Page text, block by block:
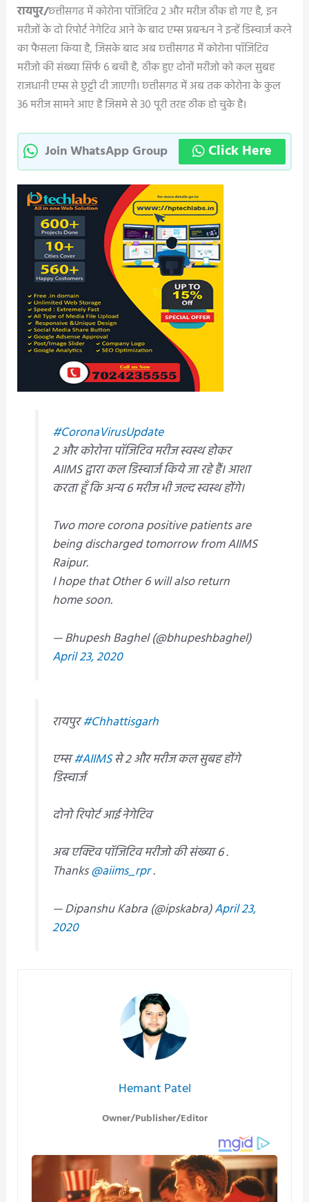
रायपुर/छ्त्तीसगढ में कोरोना पॉजिटिव 2 और मरीज ठीक हो गए है, इन
मरीजों के दो रिपोर्ट नेगेटिव आने के बाद एम्स प्रबन्धन ने इन्हें डिस्चार्ज करने
का फैसला किया है, जिसके बाद अब छ्त्तीसगढ में कोरोना पॉजिटिव
मरीजो की संख्या सिर्फ 6 बची है, ठीक हुए दोनों मरीजो को कल सुबह
राजधानी एम्स से छुट्टी दी जाएगी। छ्त्तीसगढ में अब तक कोरोना के कुल
36 मरीज सामने आए है जिसमे से 30 पूरी तरह ठीक हो चुके है।
Join WhatsApp Group Click Here
#CoronaVirusUpdate
2 और कोरोना पॉजिटिव मरीज स्वस्थ होकर
AIIMS द्वारा कल डिस्चार्ज किये जा रहे हैं। आशा
करता हूँ कि अन्य 6 मरीज भी जल्द स्वस्थ होंगे।
Two more corona positive patients are
being discharged tomorrow from AIIMS
Raipur.
I hope that Other 6 will also return
home soon.
— Bhupesh Baghel (@bhupeshbaghel)
April 23, 2020
रायपुर#Chhattisgarh
एम्स#AIIMSसे 2 और मरीज कल सुबह होंगे
डिस्चार्ज
दोनो रिपोर्ट आई नेगेटिव
अब एक्टिव पॉजिटिव मरीजो की संख्या 6 .
Thanks@aiims_rpr.
— Dipanshu Kabra (@ipskabra)April 23,
2020
Hemant Patel
Owner/Publisher/Editor